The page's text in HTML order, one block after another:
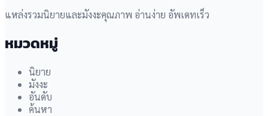
แหล่งรวมนิยายและมังงะคุณภาพ อ่านง่าย อัพเดทเร็ว
หมวดหมู่
นิยาย
มังงะ
อันดับ
ค้นหา